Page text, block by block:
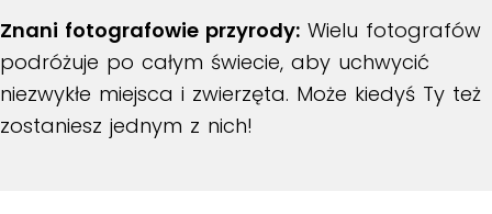
Znani fotografowie przyrody: Wielu fotografów
podróżuje po całym świecie, aby uchwycić
niezwykłe miejsca i zwierzęta. Może kiedyś Ty też
zostaniesz jednym z nich!